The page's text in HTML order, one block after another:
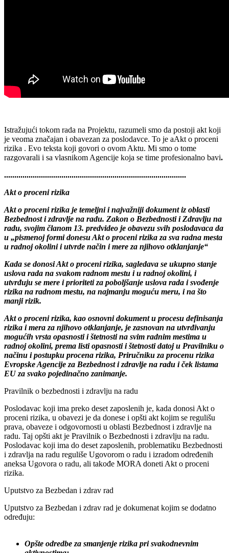
Istražujući tokom rada na Projektu, razumeli smo da postoji akt koji
je veoma značajan i obavezan za poslodavce. To je aAkt o proceni
rizika . Evo teksta koji govori o ovom Aktu. Mi smo o tome
Akt o proceni rizikaje temeljni i najvažniji dokument iz oblasti
Bezbednost i zdravlje na radu. Zakon o Bezbednosti i Zdravlju na
radu, svojim članom 13. predvideo je obavezu svih poslodavaca da
u „pismenoj formi donesu Akt o proceni rizika za sva radna mesta
Kada se donosi Akt o proceni rizika, sagledava se ukupno stanje
uslova rada na svakom radnom mestu i u radnoj okolini, i
utvrđuju se mere i prioriteti za poboljšanje uslova rada i svođenje
rizika na radnom mestu, na najmanju moguću meru, i na što
Akt o proceni rizika, kao osnovni dokument u procesu definisanja
rizika i mera za njihovo otklanjanje, je zasnovan na utvrđivanju
mogućih vrsta opasnosti i štetnosti na svim radnim mestima u
radnoj okolini, prema listi opasnosti i štetnosti datoj u Pravilniku o
načinu i postupku procena rizika, Priručniku za procenu rizika
Evropske Agencije za Bezbednost i zdravlje na radu i ček listama
Poslodavac koji ima preko deset zaposlenih je, kada donosi Akt o
proceni rizika, u obavezi je da donese i opšti akt kojim se regulišu
prava, obaveze i odgovornosti u oblasti Bezbednost i zdravlje na
radu. Taj opšti akt je Pravilnik o Bezbednosti i zdravlju na radu.
Poslodavac koji ima do deset zaposlenih, problematiku Bezbednosti
i zdravlja na radu reguliše Ugovorom o radu i izradom određenih
aneksa Ugovora o radu, ali takođe MORA doneti Akt o proceni
Uputstvo za Bezbedan i zdrav rad je dokumenat kojim se dodatno